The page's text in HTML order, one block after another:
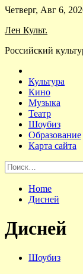
Skip
content
Четверг, Авг 6,
Лен Культ.
Российский
Культура
Кино
Музыка
Театр
Шоубиз
Образование
Карта сайта
Найти:
Home
Дисней
Дисней
Шоубиз